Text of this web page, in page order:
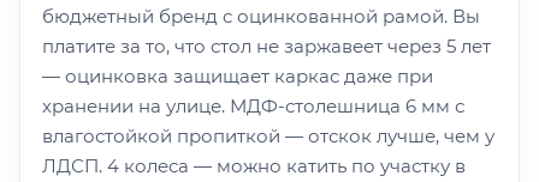
бюджетный бренд с оцинкованной рамой. Вы
платите за то, что стол не заржавеет через 5 лет
— оцинковка защищает каркас даже при
хранении на улице. МДФ-столешница 6 мм с
влагостойкой пропиткой — отскок лучше, чем у
ЛДСП. 4 колеса — можно катить по участку в